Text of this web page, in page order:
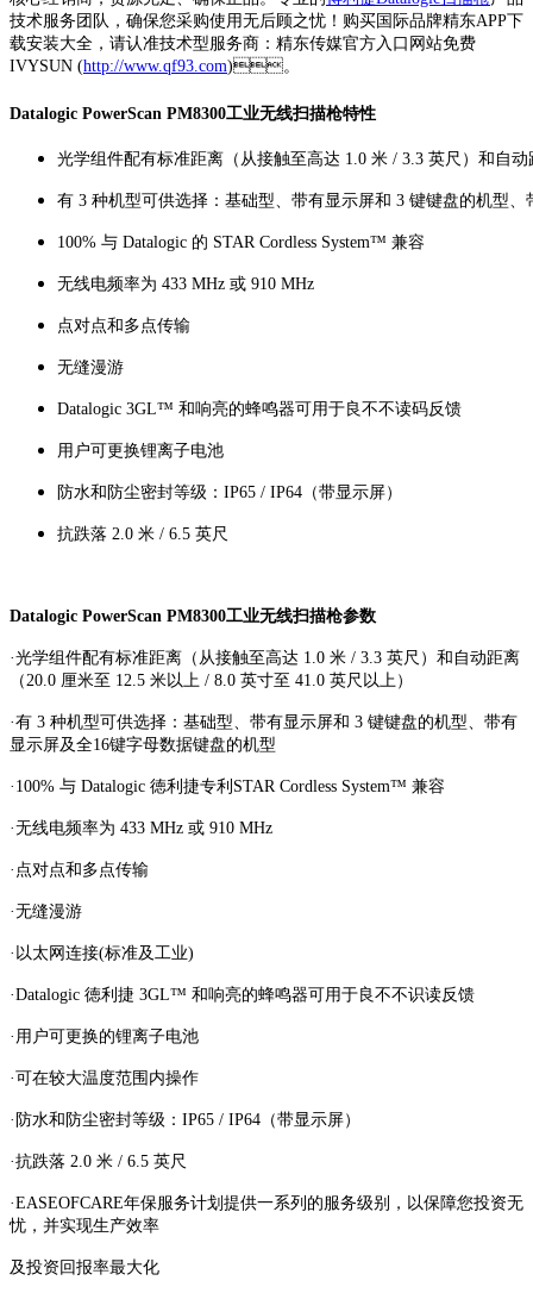
技术服务团队，确保您采购使用无后顾之忧！购买国际品牌精东APP下
载安装大全，请认准技术型服务商：精东传媒官方入口网站免费
IVYSUN (http://www.qf93.com)。
Datalogic PowerScan PM8300工业无线扫描枪特性
光学组件配有标准距离（从接触至高达 1.0 米 / 3.3 英尺）和自
有 3 种机型可供选择：基础型、带有显示屏和 3 键键盘的机型
100% 与 Datalogic 的 STAR Cordless System™ 兼容
无线电频率为 433 MHz 或 910 MHz
点对点和多点传输
无缝漫游
Datalogic 3GL™ 和响亮的蜂鸣器可用于良不不读码反馈
用户可更换锂离子电池
防水和防尘密封等级：IP65 / IP64（带显示屏）
抗跌落 2.0 米 / 6.5 英尺
Datalogic PowerScan PM8300工业无线扫描枪参数
·光学组件配有标准距离（从接触至高达 1.0 米 / 3.3 英尺）和自动距离
（20.0 厘米至 12.5 米以上 / 8.0 英寸至 41.0 英尺以上）
·有 3 种机型可供选择：基础型、带有显示屏和 3 键键盘的机型、带有
显示屏及全16键字母数据键盘的机型
·100% 与 Datalogic 徳利捷专利STAR Cordless System™ 兼容
·无线电频率为 433 MHz 或 910 MHz
·点对点和多点传输
·无缝漫游
·以太网连接(标准及工业)
·Datalogic 徳利捷 3GL™ 和响亮的蜂鸣器可用于良不不识读反馈
·用户可更换的锂离子电池
·可在较大温度范围内操作
·防水和防尘密封等级：IP65 / IP64（带显示屏）
·抗跌落 2.0 米 / 6.5 英尺
·EASEOFCARE年保服务计划提供一系列的服务级别，以保障您投资无
忧，并实现生产效率
及投资回报率最大化